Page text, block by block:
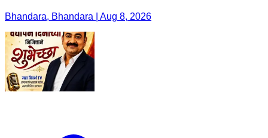
Bhandara, Bhandara | Aug 8, 2026